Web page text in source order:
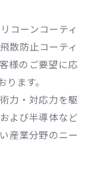
コーンコーティ
散防止コーティ
様のご要望に応
ます。
力・対応力を駆
よび半導体など
産業分野のニー